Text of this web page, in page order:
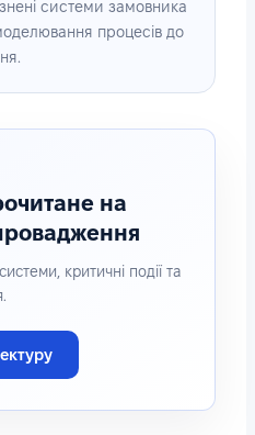
системи замовника
процесів до
на
критичні події та